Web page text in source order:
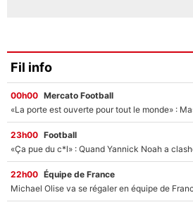
Fil info
00h00 Mercato Football
23h00 Football
22h00 Équipe de France